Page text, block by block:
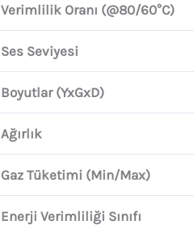
Verimlilik Oranı (@80/60°C)
Ses Seviyesi
Boyutlar (YxGxD)
Ağırlık
Gaz Tüketimi (Min/Max)
Enerji Verimliliği Sınıfı